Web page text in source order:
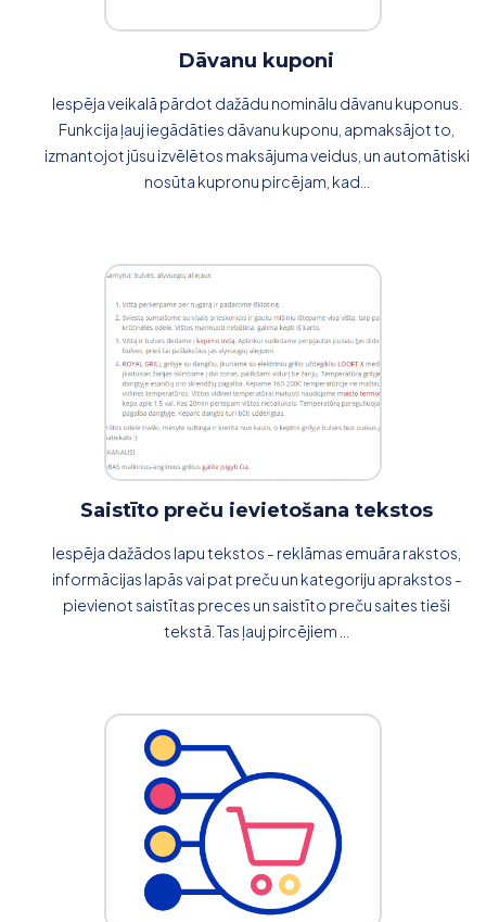
Dāvanu kuponi
Iespēja veikalā pārdot dažādu nominālu dāvanu kuponus.
Funkcija ļauj iegādāties dāvanu kuponu, apmaksājot to,
izmantojot jūsu izvēlētos maksājuma veidus, un automātiski
nosūta kupronu pircējam, kad...
Saistīto preču ievietošana tekstos
Iespēja dažādos lapu tekstos - reklāmas emuāra rakstos,
informācijas lapās vai pat preču un kategoriju aprakstos -
pievienot saistītas preces un saistīto preču saites tieši
tekstā. Tas ļauj pircējiem ...